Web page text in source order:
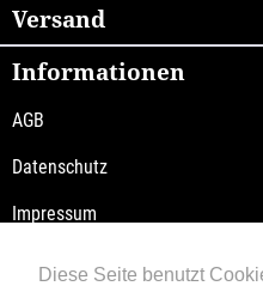
Diese Seite benutzt
Informationen
AGB
Datenschutz
Impressum
Versand